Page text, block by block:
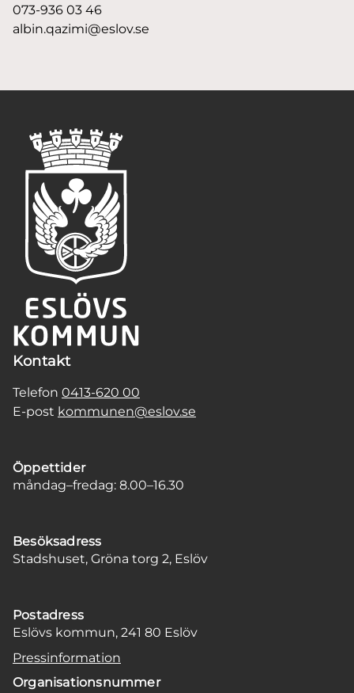
073-936 03 46
albin.qazimi@eslov.se
Kontakt
Telefon 0413-620 00
E-post kommunen@eslov.se
Öppettider
måndag–fredag: 8.00–16.30
Besöksadress
Stadshuset, Gröna torg 2, Eslöv
Postadress
Eslövs kommun, 241 80 Eslöv
Pressinformation
Organisationsnummer